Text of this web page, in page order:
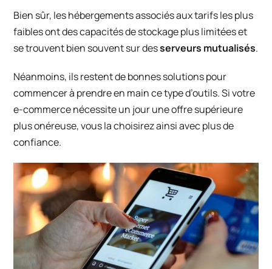
Bien sûr, les hébergements associés aux tarifs les plus
faibles ont des capacités de stockage plus limitées et
se trouvent bien souvent sur desserveurs mutualisés.
Néanmoins, ils restent de bonnes solutions pour
commencer à prendre en main ce type d’outils. Si votre
e-commerce nécessite un jour une offre supérieure
plus onéreuse, vous la choisirez ainsi avec plus de
confiance.